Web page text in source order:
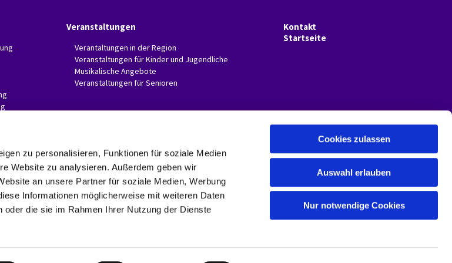
zu personalisieren, Funktionen für soziale Medien
Website zu analysieren. Außerdem geben wir
an unsere Partner für soziale Medien, Werbung
Informationen möglicherweise mit weiteren Daten
die sie im Rahmen Ihrer Nutzung der Dienste
Cookies zulassen
Auswahl erlauben
Nur notwendige Cookies
Veranstaltungen
Verantaltungen in der Region
Veranstaltungen für Kinder und Jugendliche
Musikalische Angebote
Veranstaltungen für Senioren
Kontakt
Startseite
Invitaskirchengemeinde Glasow-Mahlow
Rathenaustr. 45
15831 Blankenfelde-Mahlow
03379 374407 Fax: 03379 374470
glasow-mahlow@kkzf.de